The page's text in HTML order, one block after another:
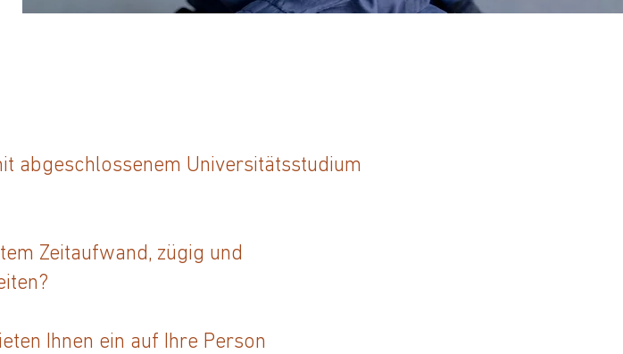
abgeschlossenem Universitätsstudium
Zeitaufwand, zügig und
Ihnen ein auf Ihre Person